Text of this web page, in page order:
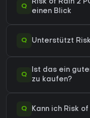
Q
Risk of Rain 2
einen Blick
Q Unterstützt
Q
Ist das ein
zu kaufen?
Q Kann ich Risk